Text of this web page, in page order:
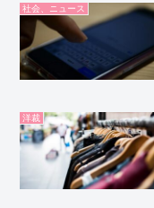
社会、ニュース
洋裁